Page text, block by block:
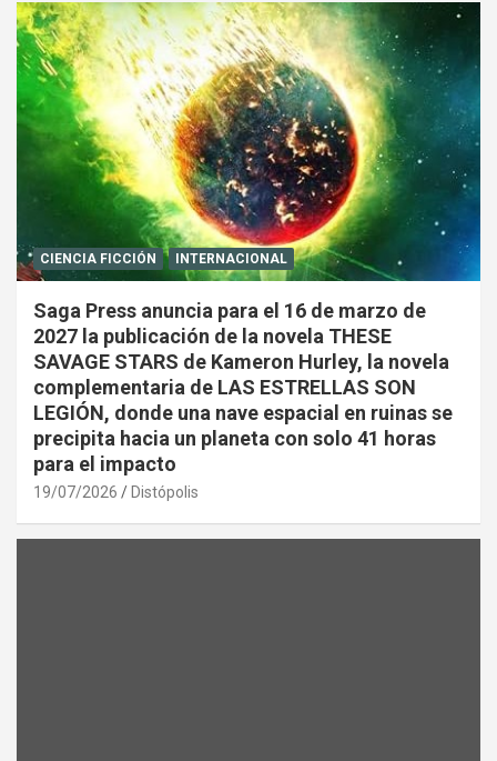
CIENCIA FICCIÓN INTERNACIONAL
Saga Press anuncia para el 16 de marzo de
2027 la publicación de la novela THESE
SAVAGE STARS de Kameron Hurley, la novela
complementaria de LAS ESTRELLAS SON
LEGIÓN, donde una nave espacial en ruinas se
precipita hacia un planeta con solo 41 horas
para el impacto
19/07/2026 Distópolis